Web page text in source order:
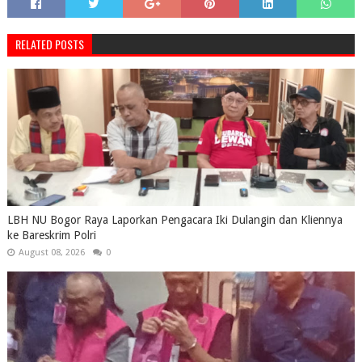
RELATED POSTS
LBH NU Bogor Raya Laporkan Pengacara Iki Dulangin dan Kliennya
ke Bareskrim Polri
August 08, 2026 0